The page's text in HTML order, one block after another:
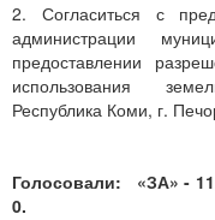
2. Согласиться с
администрации
предоставлении
использования
Республика Коми, г.
Голосовали: «ЗА» -
0.